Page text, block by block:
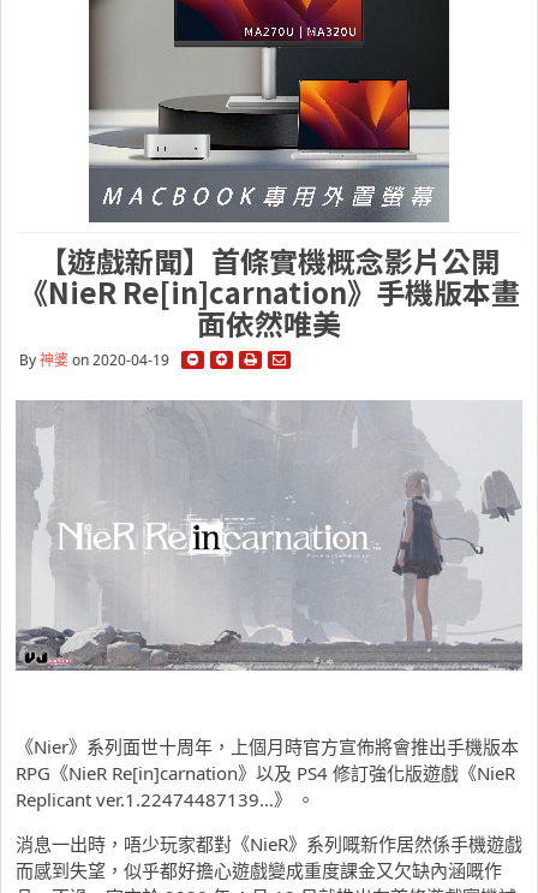
【遊戲新聞】首條實機概念影片公開
《NieR Re[in]carnation》手機版本畫
面依然唯美
By神婆on 2020-04-19
《Nier》系列面世十周年，上個月時官方宣佈將會推出手機版本
RPG《NieR Re[in]carnation》以及 PS4 修訂強化版遊戲《NieR
Replicant ver.1.22474487139…》 。
消息一出時，唔少玩家都對《NieR》系列嘅新作居然係手機遊戲
而感到失望，似乎都好擔心遊戲變成重度課金又欠缺內涵嘅作